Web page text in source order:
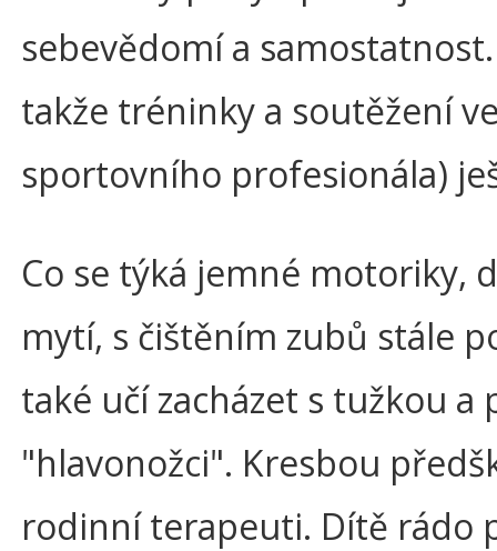
sebevědomí a
takže tréninky a soutěžení
sportovního profesionála)
Co se týká jemné motoriky,
mytí, s čištěním zubů stále
také učí zacházet s tužkou a
"hlavonožci". Kresbou
rodinní terapeuti. Dítě rádo